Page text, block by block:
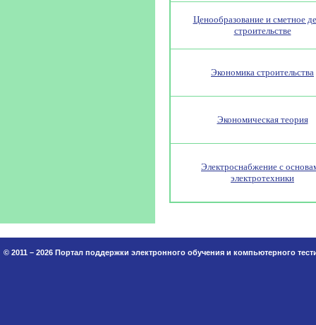
Ценообразование и сметное
строительстве
Экономика строительства
Экономическая теория
Электроснабжение с
электротехники
© 2011 – 2026 Портал поддержки электронного обучения и компьютерного